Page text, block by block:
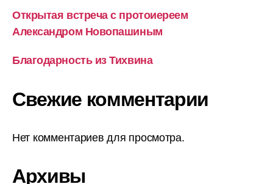
Открытая встреча с протоиереем
Александром Новопашиным
Благодарность из Тихвина
Свежие комментарии
Нет комментариев для просмотра.
Архивы